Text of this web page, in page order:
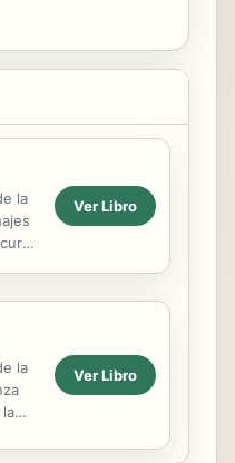
la
Ver Libro
la
Ver Libro